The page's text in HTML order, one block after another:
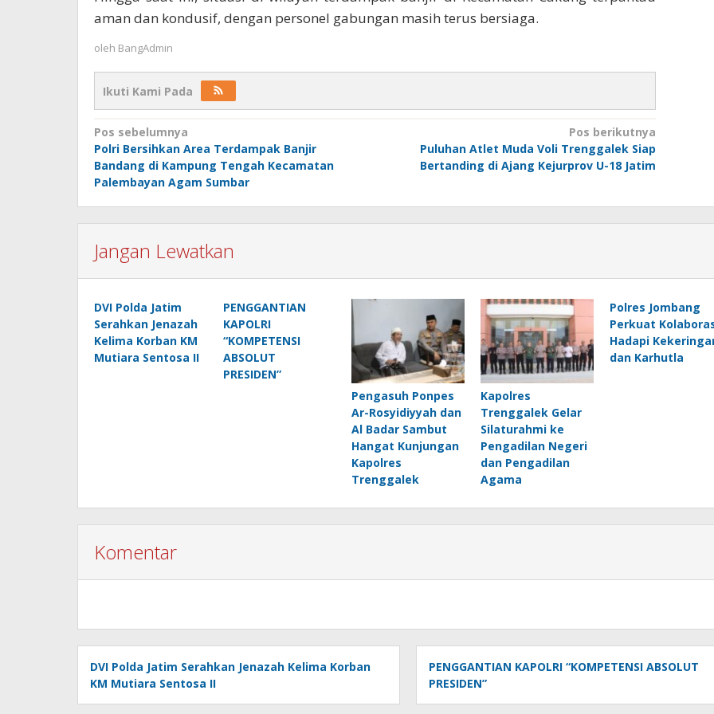
aman dan kondusif, dengan personel gabungan masih terus bersiaga.
oleh BangAdmin
Ikuti Kami Pada
Navigasi
pos
Pos sebelumnya
Polri Bersihkan Area Terdampak Banjir
Bandang di Kampung Tengah Kecamatan
Palembayan Agam Sumbar
Pos berikutnya
Puluhan Atlet Muda Voli Trenggalek Siap
Bertanding di Ajang Kejurprov U-18 Jatim
Jangan Lewatkan
DVI Polda Jatim
Serahkan Jenazah
Kelima Korban KM
Mutiara Sentosa II
PENGGANTIAN
KAPOLRI
“KOMPETENSI
ABSOLUT
PRESIDEN”
Pengasuh Ponpes
Ar-Rosyidiyyah dan
Al Badar Sambut
Hangat Kunjungan
Kapolres
Trenggalek
Kapolres
Trenggalek Gelar
Silaturahmi ke
Pengadilan Negeri
dan Pengadilan
Agama
Polres Jombang
Perkuat
Hadapi
dan Karhutla
Komentar
DVI Polda Jatim Serahkan Jenazah Kelima Korban
KM Mutiara Sentosa II
PENGGANTIAN KAPOLRI “KOMPETENSI ABSOLUT
PRESIDEN”